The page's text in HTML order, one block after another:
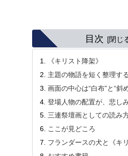
目次
《キリスト降架》
主題の物語を短く整理する
画面の中心は“白布”と“斜
登場人物の配置が、悲し
三連祭壇画としての読み
ここが見どころ
フランダースの犬と《キ